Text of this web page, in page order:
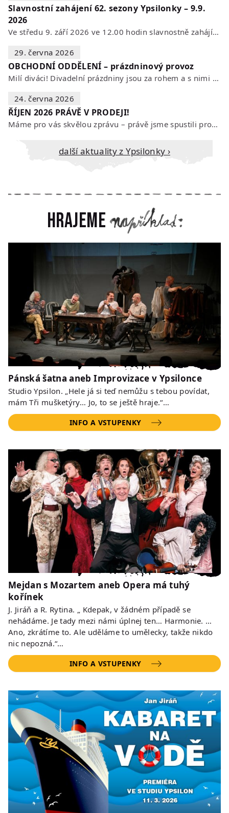
Slavnostní zahájení 62. sezony Ypsilonky – 9.9.
2026
Ve středu 9. září 2026 ve 12.00 hodin slavnostně zahájíme novou divadelní…
29. června 2026
OBCHODNÍ ODDĚLENÍ – prázdninový provoz
Milí diváci! Divadelní prázdniny jsou za rohem a s nimi se mění i otevírací…
24. června 2026
ŘÍJEN 2026 PRÁVĚ V PRODEJI!
Máme pro vás skvělou zprávu – právě jsme spustili prodej vstupenek na říjen…
Další aktuality z Ypsilonky ›
Hrajeme
Pánská šatna aneb Improvizace v Ypsilonce
Studio Ypsilon. „Hele já si teď nemůžu s tebou povídat,
mám Tři mušketýry… Jo, to se ještě hraje.“…
INFO A VSTUPENKY
Mejdan s Mozartem aneb Opera má tuhý
kořínek
J. Jiráň a R. Rytina. „ Kdepak, v žádném případě se
nehádáme. Je tady mezi námi úplnej ten… Harmonie. …
Ano, zkrátíme to. Ale uděláme to umělecky, takže nikdo
nic nepozná.“…
INFO A VSTUPENKY